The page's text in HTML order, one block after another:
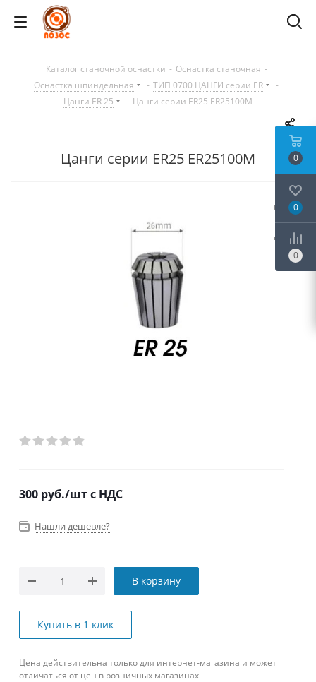
Каталог станочной оснастки - Оснастка станочная -
Оснастка шпиндельная
- ТИП 0700 ЦАНГИ серии ER
-
Цанги ER 25
- Цанги серии ER25 ER25100M
Цанги серии ER25 ER25100M
300 руб./штс НДС
Нашли дешевле?
В корзину
Купить в 1 клик
Цена действительна только для интернет-магазина и может
отличаться от цен в розничных магазинах
0
0
0